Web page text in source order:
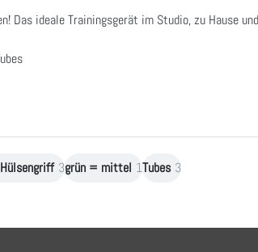
Das ideale Trainingsgerät im Studio, zu Hause
3grün = mittel 1Tubes 3